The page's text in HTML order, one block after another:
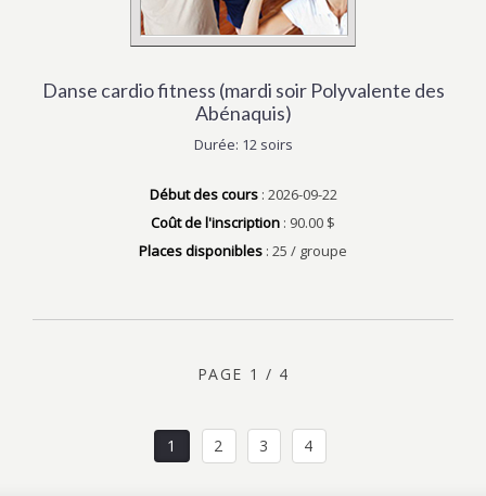
Danse cardio fitness (mardi soir Polyvalente des
Abénaquis)
Durée: 12 soirs
Début des cours: 2026-09-22
Coût de l'inscription : 90.00 $
Places disponibles : 25 / groupe
PAGE 1 / 4
1 2 3 4